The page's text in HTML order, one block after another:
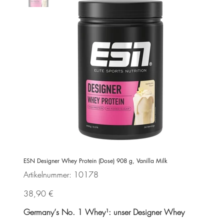
ESN Designer Whey Protein (Dose) 908 g, Vanilla Milk
Artikelnummer:
Artikelnummer:
10178
10178
Preis
38,90 €
Germany‘s No. 1 Whey¹: unser Designer Whey